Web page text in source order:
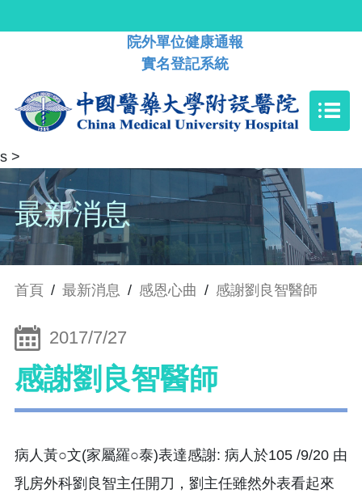
院外單位健康通報
實名登記系統
s >
最新消息
首頁 / 最新消息 / 感恩心曲 / 感謝劉良智醫師
2017/7/27
感謝劉良智醫師
病人黃○文(家屬羅○泰)表達感謝: 病人於105 /9/20 由
乳房外科劉良智主任開刀，劉主任雖然外表看起來